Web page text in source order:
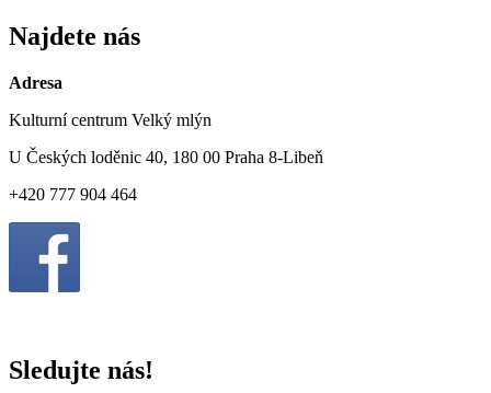
Najdete nás
Adresa
Kulturní centrum Velký mlýn
U Českých loděnic 40, 180 00 Praha 8-Libeň
+420 777 904 464
Sledujte nás!